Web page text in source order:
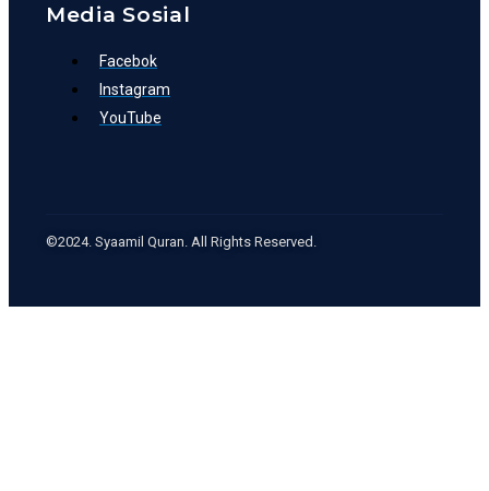
Media Sosial
Facebok
Instagram
YouTube
©2024. Syaamil Quran. All Rights Reserved.